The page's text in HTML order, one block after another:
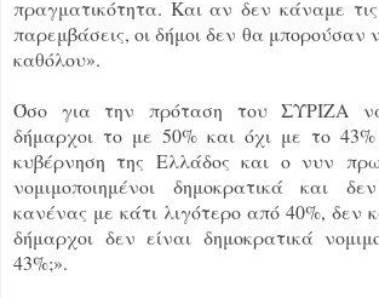
πραγματικότητα. Και αν δεν κάναμε τις
παρεμβάσεις, οι δήμοι δεν θα μπορούσαν
καθόλου».
Όσο για την πρόταση του ΣΥΡΙΖΑ
δήμαρχοι το με 50% και όχι με το
κυβέρνηση της Ελλάδος και ο νυν
νομιμοποιημένοι δημοκρατικά και
κανένας με κάτι λιγότερο από 40%, δεν
δήμαρχοι δεν είναι δημοκρατικά
43%;».